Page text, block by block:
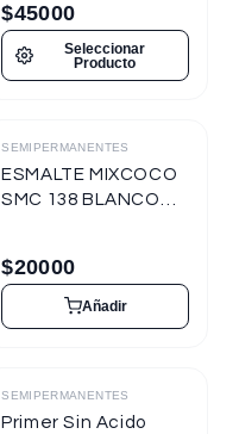
$45000
Seleccionar
Producto
Destacado
SEMIPERMANENTES
ESMALTE MIXCOCO
SMC 138 BLANCO
$20000
Añadir
Destacado
SEMIPERMANENTES
Primer Sin Acido